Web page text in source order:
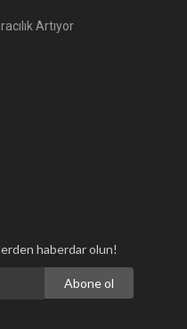
Artıyor
haberdar olun!
Abone ol